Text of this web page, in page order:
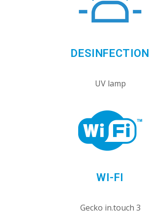
DESINFECTION
UV lamp
WI-FI
Gecko in.touch 3